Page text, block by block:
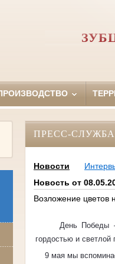
ПРЕСС-СЛУЖБА
Новости
Новость от
Возложение цветов
День Победы
гордостью и светлой
9 мая мы